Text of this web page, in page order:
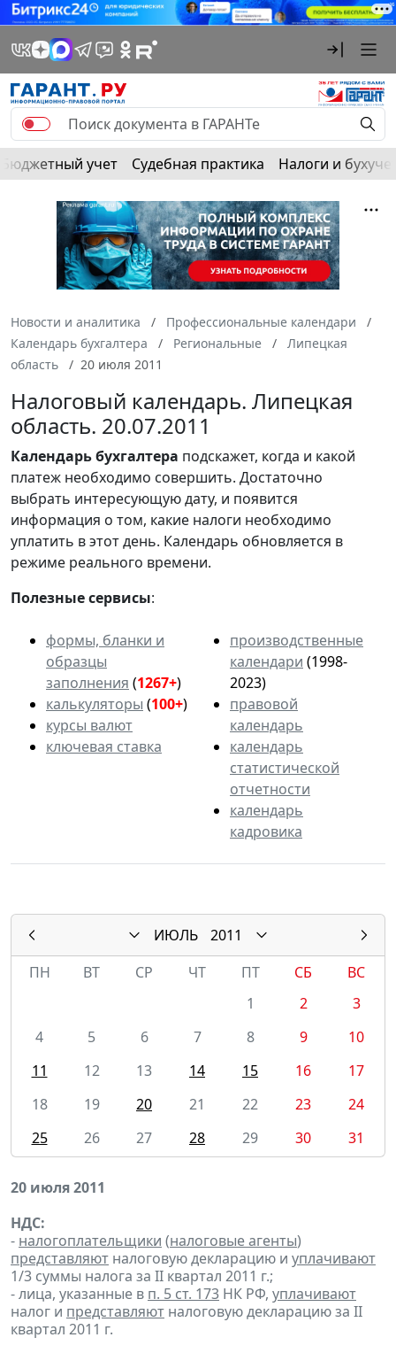
Бюджетный учет Судебная практика Налоги и
Новости и аналитика
Профессиональные календари
Календарь бухгалтера
Региональные
Липецкая
область
20 июля 2011
Налоговый календарь. Липецкая
область. 20.07.2011
Календарьбухгалтера подскажет, когда и какой
платеж необходимо совершить. Достаточно
выбрать интересующую дату, и появится
информация о том, какие налоги необходимо
уплатить в этот день. Календарь обновляется в
режиме реального времени.
Полезные сервисы:
формы, бланки и
образцы
заполнения (1267+)
калькуляторы (100+)
курсы валют
ключевая ставка
производственные
календари (1998-
2023)
правовой
календарь
календарь
статистической
отчетности
календарь
кадровика
ИЮЛЬ
2011
ПН
ВТ СР ЧТ ПТ СБ
ВС
1
2
3
4
5 6 7 8 9
10
11
12 13 14 15 16
17
18
19 20 21 22 23
24
25
26 27 28 29 30 31
20 июля 2011
НДС:
- налогоплательщики (налоговые агенты)
представляют налоговую декларацию и уплачивают
1/3 суммы налога за II квартал 2011 г.;
- лица, указанные в п. 5 ст. 173 НК РФ, уплачивают
налог и представляют налоговую декларацию за II
квартал 2011 г.